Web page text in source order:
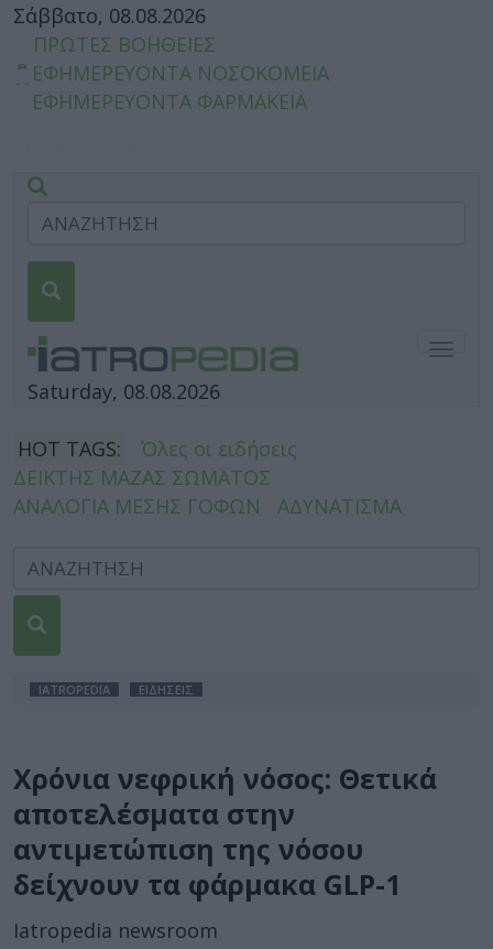
Σάββατο, 08.08.2026
ΠΡΩΤΕΣ ΒΟΗΘΕΙΕΣ
ΕΦΗΜΕΡΕΥΟΝΤΑ ΝΟΣΟΚΟΜΕΙΑ
ΕΦΗΜΕΡΕΥΟΝΤΑ ΦΑΡΜΑΚΕΙΑ
Saturday, 08.08.2026
HOT TAGS:
Όλες οι ειδήσεις
ΔΕΙΚΤΗΣ ΜΑΖΑΣ ΣΩΜΑΤΟΣ
ΑΝΑΛΟΓΙΑ ΜΕΣΗΣ ΓΟΦΩΝ
ΑΔΥΝΑΤΙΣΜΑ
IATROPEDIA ΕΙΔΗΣΕΙΣ
Χρόνια νεφρική νόσος: Θετικά
αποτελέσματα στην
αντιμετώπιση της νόσου
δείχνουν τα φάρμακα GLP-1
Iatropedia newsroom